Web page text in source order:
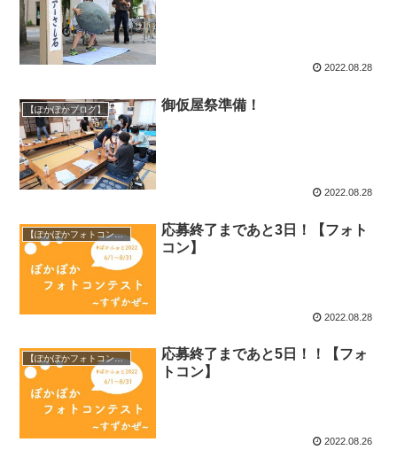
2022.08.28
【ぽかぽかブログ】 御仮屋祭準備！
2022.08.28
【ぽかぽかフォトコンテスト】
応募終了まであと3日！【フォト
コン】
2022.08.28
【ぽかぽかフォトコンテスト】
応募終了まであと5日！！【フォ
トコン】
2022.08.26